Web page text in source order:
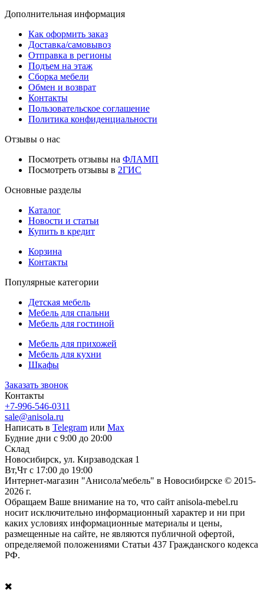
Дополнительная информация
Как оформить заказ
Доставка/самовывоз
Отправка в регионы
Подъем на этаж
Сборка мебели
Обмен и возврат
Контакты
Пользовательское соглашение
Политика конфиденциальности
Отзывы о нас
Посмотреть отзывы на ФЛАМП
Посмотреть отзывы в 2ГИС
Основные разделы
Каталог
Новости и статьи
Купить в кредит
Корзина
Контакты
Популярные категории
Детская мебель
Мебель для спальни
Мебель для гостиной
Мебель для прихожей
Мебель для кухни
Шкафы
Заказать звонок
Контакты
+7-996-546-0311
sale@anisola.ru
Написать в Telegram или Max
Будние дни с 9:00 до 20:00
Склад
Новосибирск, ул. Кирзаводская 1
Вт,Чт с 17:00 до 19:00
Интернет-магазин "Анисола'мебель" в Новосибирске © 2015-
2026 г.
Обращаем Ваше внимание на то, что сайт anisola-mebel.ru
носит исключительно информационный характер и ни при
каких условиях информационные материалы и цены,
размещенные на сайте, не являются публичной офертой,
определяемой положениями Статьи 437 Гражданского кодекса
РФ.